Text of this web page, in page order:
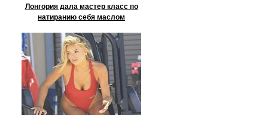
Лонгория дала мастер класс по
натиранию себя маслом